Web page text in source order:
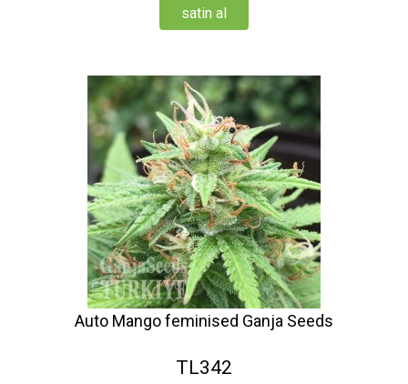
satin al
Auto Mango feminised Ganja Seeds
TL342